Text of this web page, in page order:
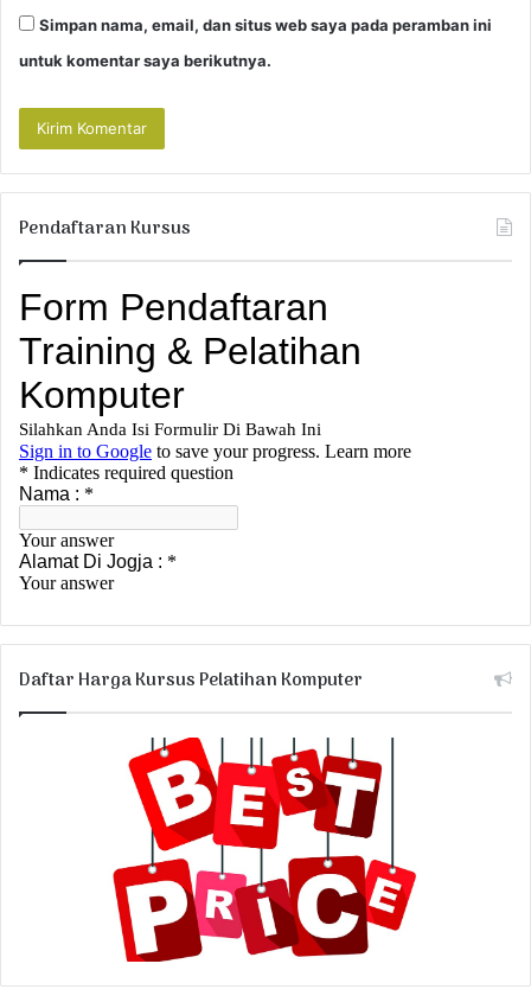
Simpan nama, email, dan situs web saya pada peramban ini
untuk komentar saya berikutnya.
Pendaftaran Kursus
Daftar Harga Kursus Pelatihan Komputer